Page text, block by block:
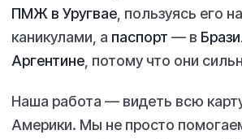
ПМЖ в Уругвае, пользуясь его
каникулами, а паспорт — в
Аргентине, потому что они
Наша работа — видеть всю
Америки. Мы не просто